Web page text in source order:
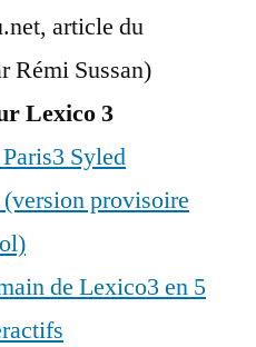
article du
Rémi Sussan)
Lexico 3
Syled
provisoire
de Lexico3 en 5